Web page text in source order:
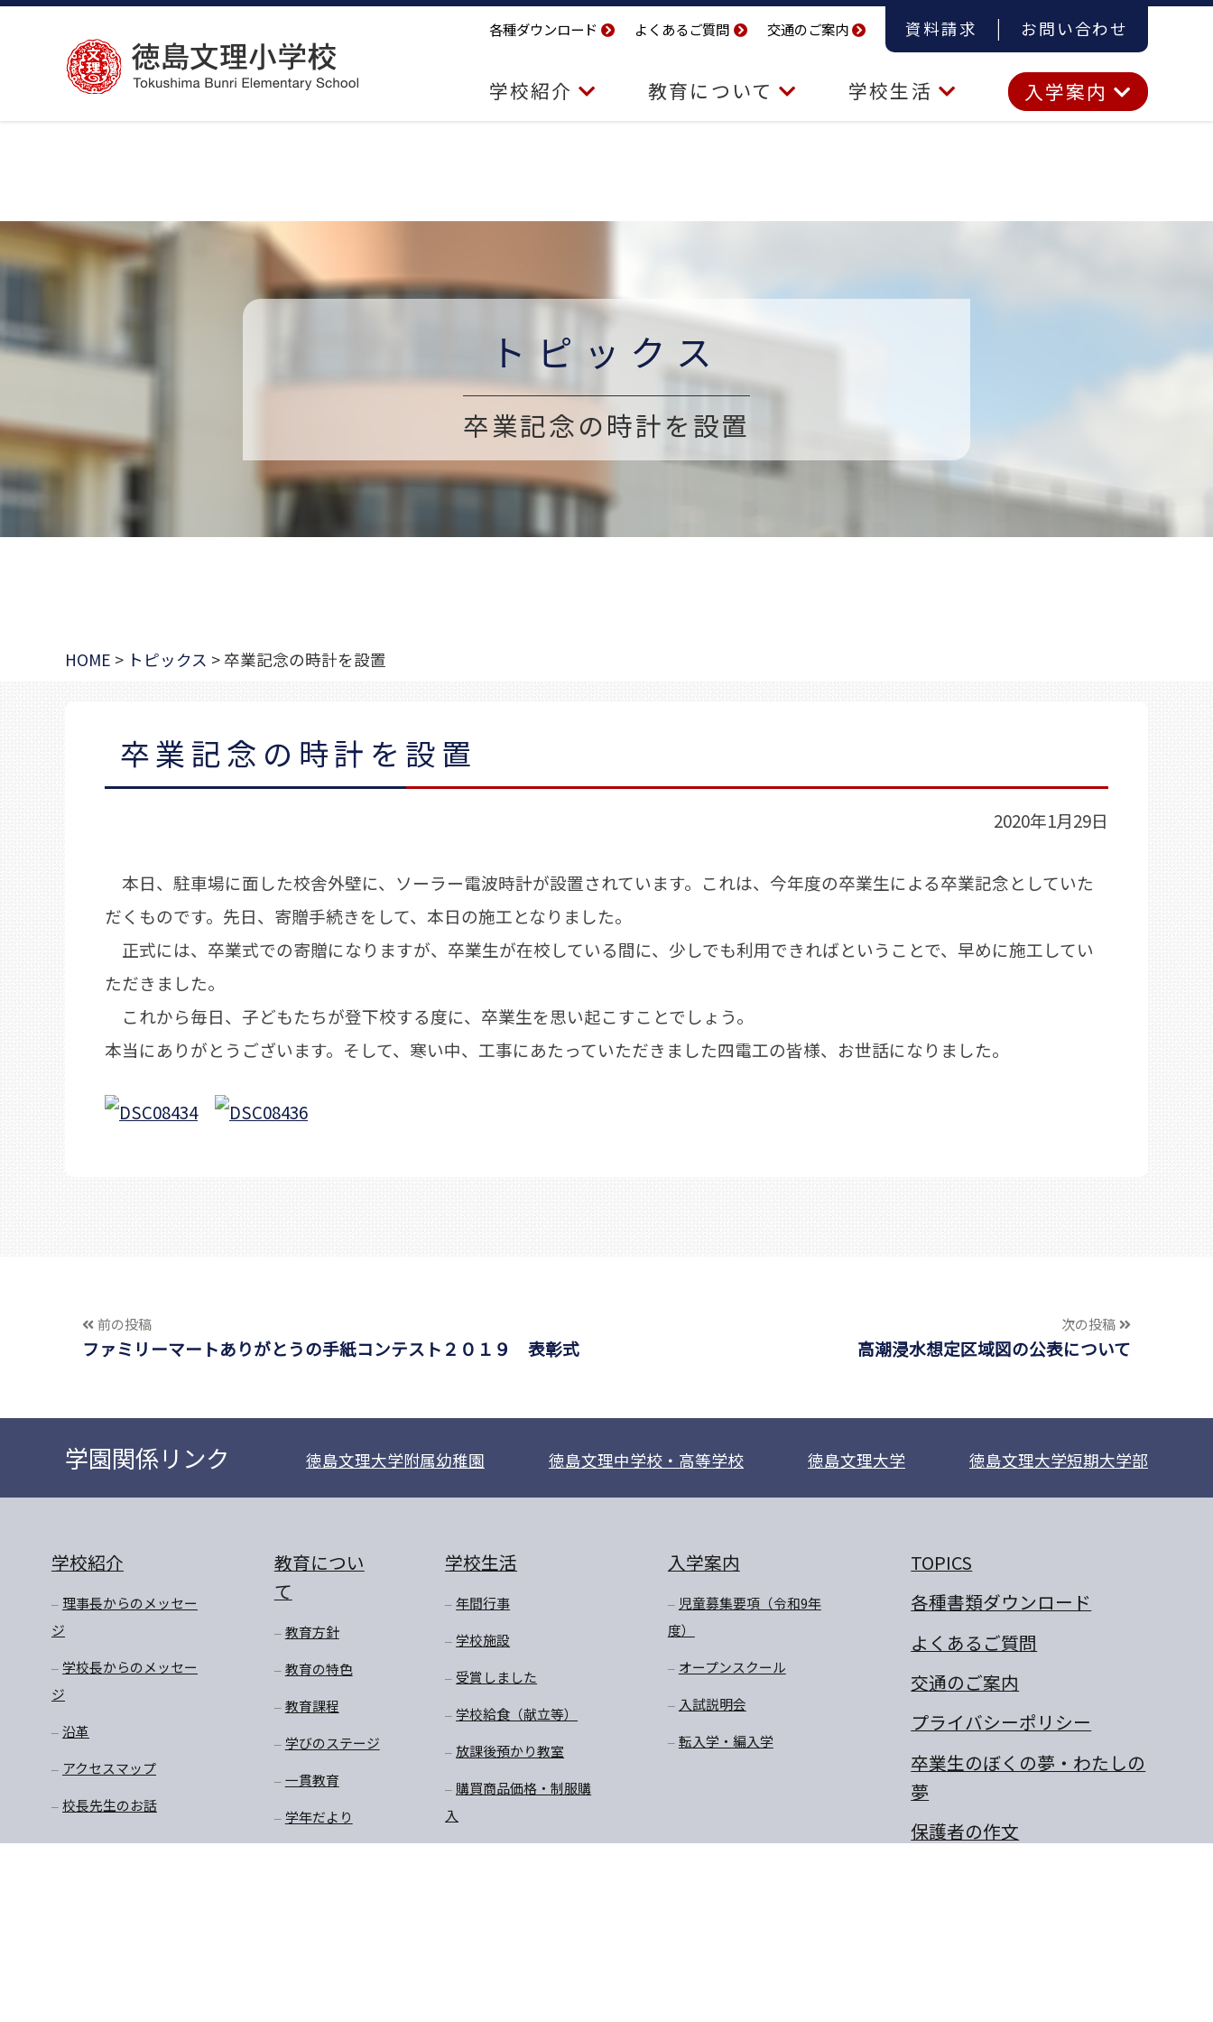
コ
ス
キ
プ
各種ダウンロード よくあるご質問 交通のご案内 資料請求 お問い合わせ
学校紹介 教育について 学校生活 入学案内
トピックス
卒業記念の時計を設置
HOME > トピックス > 卒業記念の時計を設置
卒業記念の時計を設置
2020年1月29日
本日、駐車場に面した校舎外壁に、ソーラー電波時計が設置されています。これは、今年度の卒業生による卒業記念としていた
だくものです。先日、寄贈手続きをして、本日の施工となりました。
正式には、卒業式での寄贈になりますが、卒業生が在校している間に、少しでも利用できればということで、早めに施工してい
ただきました。
これから毎日、子どもたちが登下校する度に、卒業生を思い起こすことでしょう。
本当にありがとうございます。そして、寒い中、工事にあたっていただきました四電工の皆様、お世話になりました。
次の投稿
高潮浸水想定区域図の公表について
前の投稿
ファミリーマートありがとうの手紙コンテスト２０１９ 表彰式
学園関係リンク 徳島文理大学附属幼稚園 徳島文理中学校・高等学校 徳島文理大学 徳島文理大学短期大学部
学校紹介
理事長からのメッセー
ジ
学校長からのメッセー
ジ
沿革
アクセスマップ
校長先生のお話
教育につい
て
教育方針
教育の特色
教育課程
学びのステージ
一貫教育
学年だより
学校生活
年間行事
学校施設
受賞しました
学校給食（献立等）
放課後預かり教室
購買商品価格・制服購
入
入学案内
児童募集要項（令和9年
度）
オープンスクール
入試説明会
転入学・編入学
TOPICS
各種書類ダウンロード
よくあるご質問
交通のご案内
プライバシーポリシー
卒業生のぼくの夢・わたしの
夢
保護者の作文